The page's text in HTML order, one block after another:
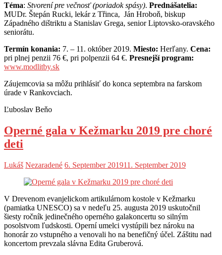
Téma: Stvorení pre večnosť (poriadok spásy). Prednášatelia:
MUDr. Štepán Rucki, lekár z Třinca, Ján Hroboň, biskup
Západného dištriktu a Stanislav Grega, senior Liptovsko-oravského
seniorátu.
Termín konania: 7. – 11. október 2019. Miesto: Herľany. Cena:
pri plnej penzii 76 €, pri polpenzii 64 €. Presnejší program:
www.modlitby.sk
Záujemcovia sa môžu prihlásiť do konca septembra na farskom
úrade v Rankovciach.
Ľuboslav Beňo
Operné gala v Kežmarku 2019 pre choré
deti
Lukáš Nezaradené 6. September 201911. September 2019
V Drevenom evanjelickom artikulárnom kostole v Kežmarku
(pamiatka UNESCO) sa v nedeľu 25. augusta 2019 uskutočnil
šiesty ročník jedinečného operného galakoncertu so silným
posolstvom ľudskosti. Operní umelci vystúpili bez nároku na
honorár zo vstupného a venovali ho na benefičný účel. Záštitu nad
koncertom prevzala slávna Edita Gruberová.